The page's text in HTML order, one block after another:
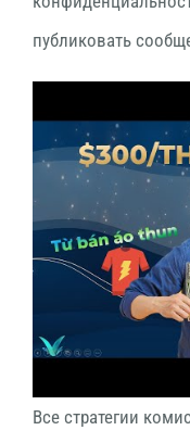
публиковать
Все стратегии